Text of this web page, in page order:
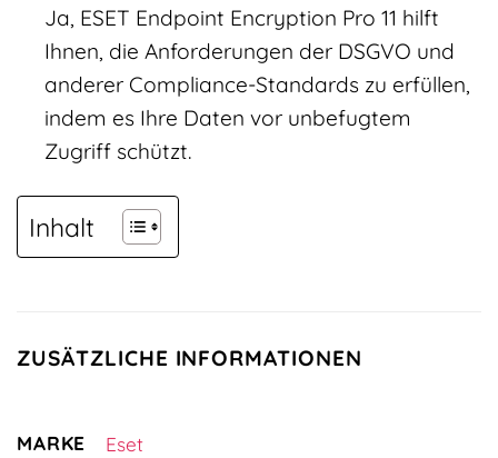
Ja, ESET Endpoint Encryption Pro 11 hilft
Ihnen, die Anforderungen der DSGVO und
anderer Compliance-Standards zu erfüllen,
indem es Ihre Daten vor unbefugtem
Zugriff schützt.
Inhalt
ZUSÄTZLICHE INFORMATIONEN
MARKE Eset